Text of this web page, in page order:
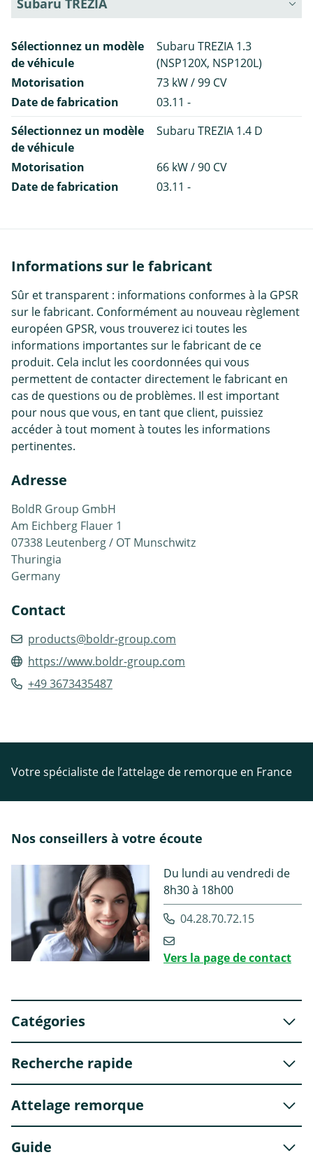
Sélectionnez un modèle
de véhicule
Subaru TREZIA 1.3
(NSP120X, NSP120L)
Motorisation
73 kW / 99 CV
Date de fabrication
03.11 -
Sélectionnez un modèle
de véhicule
Subaru TREZIA 1.4 D
Motorisation
66 kW / 90 CV
Date de fabrication
03.11 -
Informations sur le fabricant
Sûr et transparent : informations conformes à la GPSR
sur le fabricant. Conformément au nouveau règlement
européen GPSR, vous trouverez ici toutes les
informations importantes sur le fabricant de ce
produit. Cela inclut les coordonnées qui vous
permettent de contacter directement le fabricant en
cas de questions ou de problèmes. Il est important
pour nous que vous, en tant que client, puissiez
accéder à tout moment à toutes les informations
pertinentes.
Adresse
BoldR Group GmbH
Am Eichberg Flauer 1
07338 Leutenberg / OT Munschwitz
Thuringia
Germany
Contact
products@boldr-group.com
https://www.boldr-group.com
+49 3673435487
Votre spécialiste de l’attelage de remorque en France
Nos conseillers à votre écoute
Du lundi au vendredi de
8h30 à 18h00
04.28.70.72.15
Vers la page de contact
Catégories
Recherche rapide
Attelage remorque
Guide